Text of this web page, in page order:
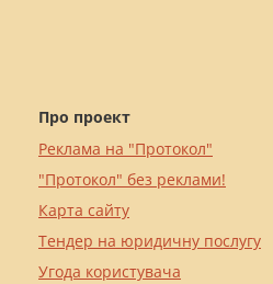
Про проект
Реклама на "Протокол"
"Протокол" без реклами!
Карта сайту
Тендер на юридичну послугу
Угода користувача